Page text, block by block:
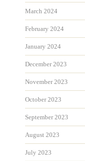
March 2024
February 2024
January 2024
December 2023
November 2023
October 2023
September 2023
August 2023
July 2023